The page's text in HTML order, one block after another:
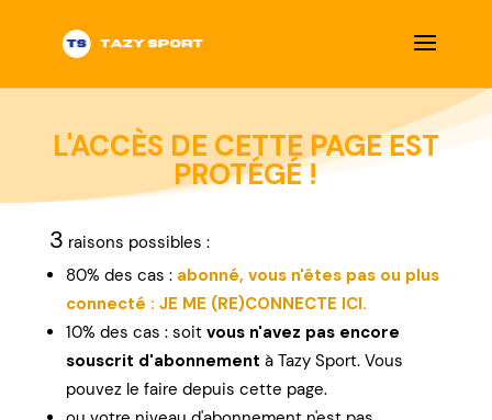
L'ACCÈS DE CETTE PAGE EST
PROTÉGÉ !
3 raisons possibles :
80% des cas : abonné, vous n'êtes pas ou plus
connecté : JE ME (RE)CONNECTE ICI.
10% des cas : soitvous n'avez pas encore
souscrit d'abonnement à Tazy Sport. Vous
pouvez le faire depuis cette page.